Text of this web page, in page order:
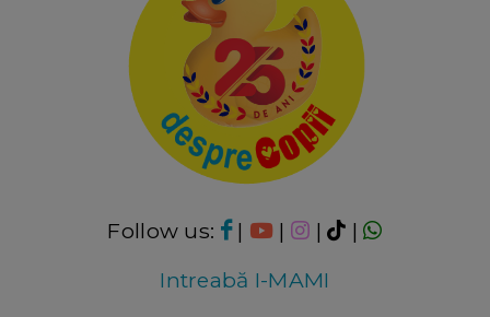
Follow us: | | |
|
Intreabă I-MAMI